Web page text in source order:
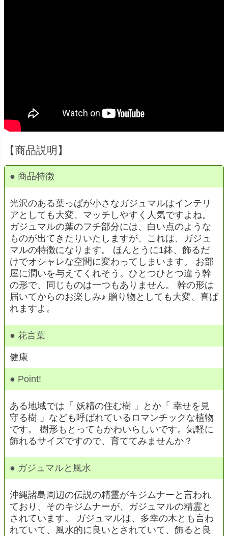
【商品説明】
● 商品特徴
光沢のある葉っぱが小さなガジュマルはインテリ
アとしても大変、マッチしやすく人気ですよね。
ガジュマルの葉のフチ部分には、白い点のような
ものが出てきたりいたしますが、これは、ガジュ
マルの特徴になります。 ほんとうに1鉢、飾るだ
けでオシャレな空間に変わってしまいます。 お部
屋に潤いを与えてくれそう。ひとつひとつ違う幹
の形で、同じものは一つもありません。 幹の形は
届いてからのお楽しみ♪ 贈り物としても大変、喜ば
れますよ。
● 花言葉
健康
● Point!
ある地域では「 妖精の住む樹 」とか「 幸せを見
守る樹 」なども呼ばれているロマンチックな植物
です。 樹形もとってもかわいらしいです。気軽に
飾れるサイズですので、育ててみませんか？
● ガジュマルと風水
沖縄諸島周辺の伝説の精霊がキジムナーと言われ
ており、そのキジムナーが、ガジュマルの精霊と
されています。 ガジュマルは、多幸の木とも言わ
れていて、風水的に良いとされていて、飾ると良